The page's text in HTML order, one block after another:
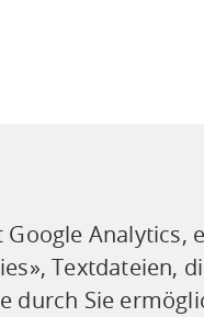
Analytics,
Textdateien,
durch Sie